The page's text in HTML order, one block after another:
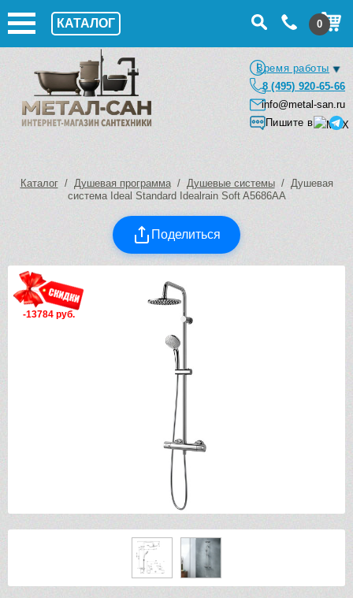
КАТАЛОГ 0
Время работы
8 (495) 920-65-66
info@metal-san.ru
Пишите в
Каталог/ Душевая программа/ Душевые системы/ Душевая
система Ideal Standard Idealrain Soft A5686AA
Поделиться
-13784 руб.